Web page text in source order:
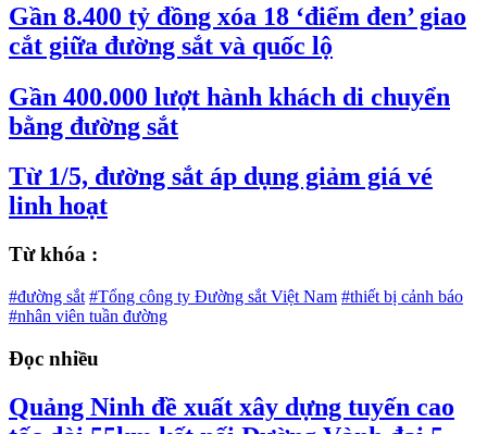
Gần 8.400 tỷ đồng xóa 18 ‘điểm đen’ giao
cắt giữa đường sắt và quốc lộ
Gần 400.000 lượt hành khách di chuyển
bằng đường sắt
Từ 1/5, đường sắt áp dụng giảm giá vé
linh hoạt
Từ khóa :
#đường sắt #Tổng công ty Đường sắt Việt Nam #thiết bị cảnh báo
#nhân viên tuần đường
Đọc nhiều
Quảng Ninh đề xuất xây dựng tuyến cao